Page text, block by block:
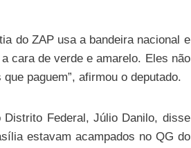
do ZAP usa a bandeira nacional e
cara de verde e amarelo. Eles não
paguem”, afirmou o deputado.
Federal, Júlio Danilo, disse
estavam acampados no QG do